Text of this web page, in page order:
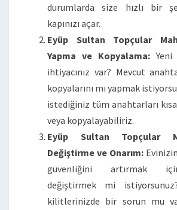
durumlarda size hızlı bir
kapınızı açar.
Eyüp Sultan Topçular
Yapma ve Kopyalama:Yeni
ihtiyacınız var? Mevcut
kopyalarını mı yapmak
istediğiniz tüm anahtarları
veya kopyalayabiliriz.
Eyüp Sultan Topçular
Değiştirme ve Onarım:
güvenliğini artırmak
değiştirmek mi
kilitlerinizde bir sorun mu